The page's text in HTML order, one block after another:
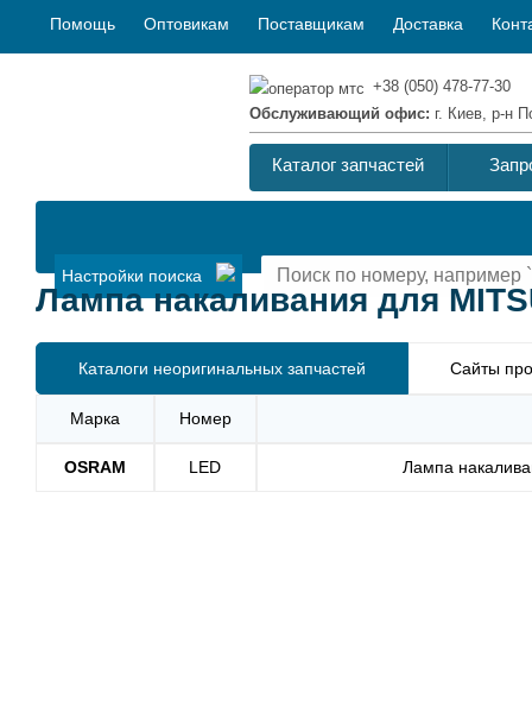
Помощь Оптовикам Поставщикам Доставка
+38 (050) 478-77-30
Обслуживающий офис: г. Киев, р-н
Каталог запчастей
Настройки поиска
Лампа накаливания для
Каталоги неоригинальных запчастей Сайты
Марка Номер
OSRAM LED Лампа